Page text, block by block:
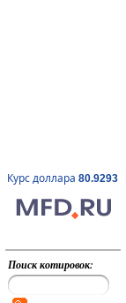
Курс доллара 80.9293
Поиск котировок: